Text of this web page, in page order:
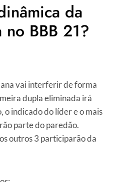
da
no BBB 21?
vai interferir de forma
dupla eliminada irá
o indicado do líder e o mais
parte do paredão.
outros 3 participarão da